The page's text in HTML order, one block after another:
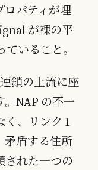
ロパティが埋
が裸の平
いること。
鎖の上流に座
。NAP の不一
く、リンク 1
矛盾する住所
された一つの